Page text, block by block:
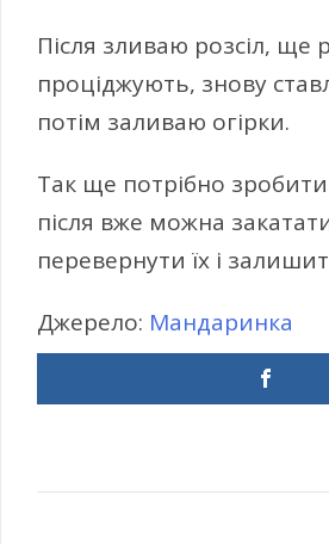
Після зливаю розсіл, ще
проціджують, знову
потім заливаю огірки.
Так ще потрібно
після вже можна
перевернути їх і
Джерело: Мандаринка